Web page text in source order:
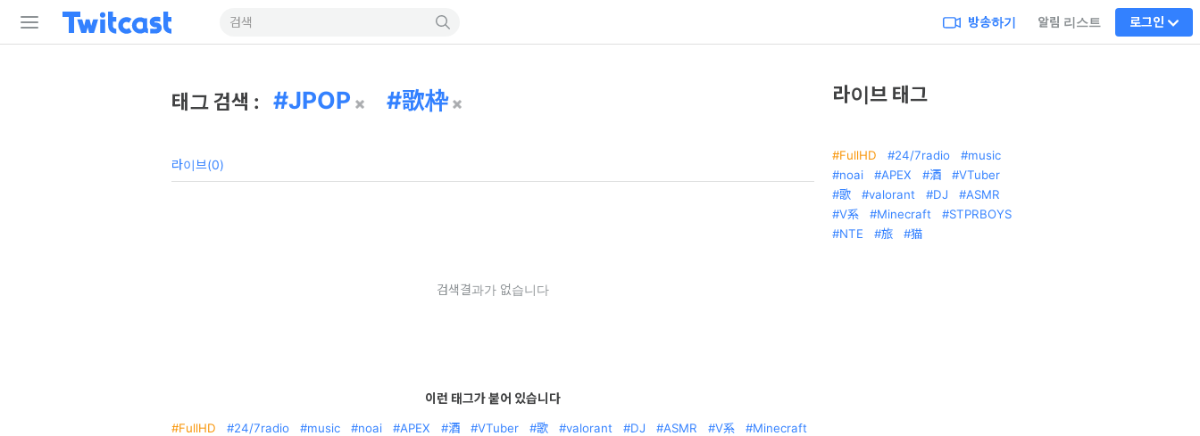
방송하기 알림 리스트 로그인
태그 검색 : JPOP 歌枠
라이브(0)
검색결과가 없습니다
이런 태그가 붙어 있습니다
FullHD 24/7radio music noai APEX 酒 VTuber 歌 valorant DJ ASMR V系
Minecraft
라이브 태그
FullHD 24/7radio
music
noai
APEX 酒
VTuber
歌
valorant DJ
ASMR
V系
Minecraft
STPRBOYS
NTE
旅 猫